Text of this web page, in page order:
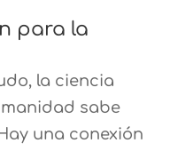
para la
la ciencia
sabe
una conexión